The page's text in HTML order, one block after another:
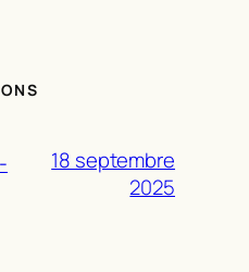
18 septembre
2025